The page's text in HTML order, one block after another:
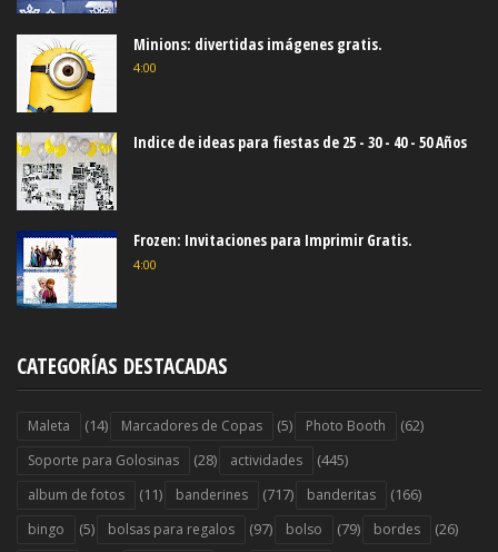
Minions: divertidas imágenes gratis.
4:00
Indice de ideas para fiestas de 25 - 30 - 40 - 50 Años
Frozen: Invitaciones para Imprimir Gratis.
4:00
CATEGORÍAS DESTACADAS
Maleta (14) Marcadores de Copas (5) Photo Booth (62)
Soporte para Golosinas (28) actividades (445)
album de fotos (11) banderines (717) banderitas (166)
bingo (5) bolsas para regalos (97) bolso (79) bordes (26)